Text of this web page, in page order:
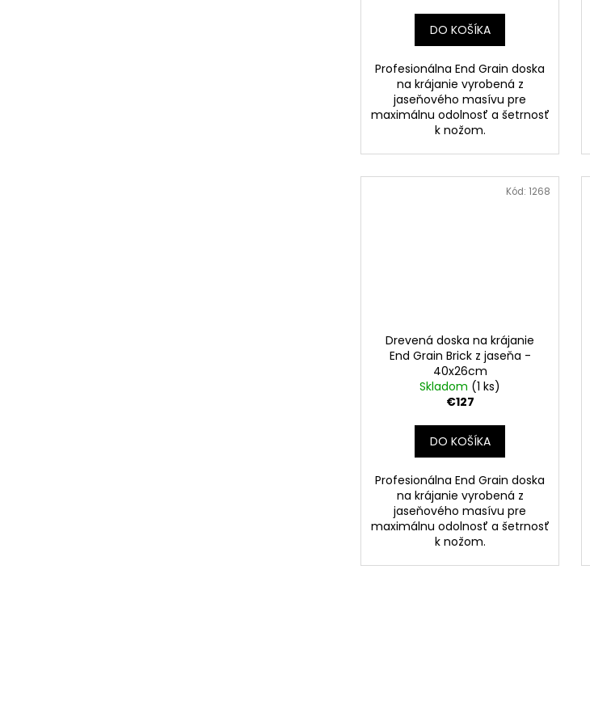
DO KOŠÍKA
Profesionálna End Grain doska
na krájanie vyrobená z
jaseňového masívu pre
maximálnu odolnosť a šetrnosť
k nožom.
Drevená doska na krájanie
End Grain Brick z jaseňa -
40x26cm
Skladom (1 ks)
€127
DO KOŠÍKA
Profesionálna End Grain doska
na krájanie vyrobená z
jaseňového masívu pre
maximálnu odolnosť a šetrnosť
k nožom.
Kód:1268